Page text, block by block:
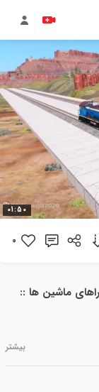
01:50
0
:: ماشین جدید 2025 :: ماجراهای ماشین ها ::